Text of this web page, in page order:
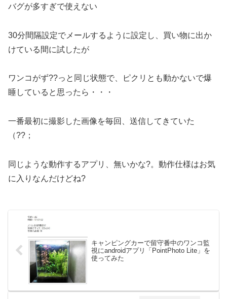
バグが多すぎで使えない
30分間隔設定でメールするように設定し、買い物に出か
けている間に試したが
ワンコがず??っと同じ状態で、ピクリとも動かないで爆
睡していると思ったら・・・
一番最初に撮影した画像を毎回、送信してきていた
（??；
同じような動作するアプリ、無いかな?。動作仕様はお気
に入りなんだけどね?
キャンピングカーで留守番中のワンコ監
視にandroidアプリ「PointPhoto Lite」を
使ってみた